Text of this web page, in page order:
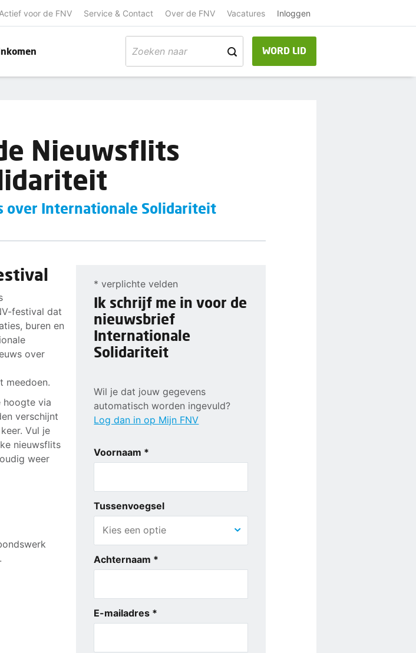
Actief voor de FNV Service & Contact Over de FNV Vacatures Inloggen
WORD LID
Nieuwsflits
over Internationale Solidariteit
festival dat
buren en
over
meedoen.
hoogte via
verschijnt
Vul je
nieuwsflits
weer
* verplichte velden
Ik schrijf me in voor de
nieuwsbrief
Internationale
Solidariteit
Wil je dat jouw gegevens
automatisch worden ingevuld?
Log dan in op Mijn FNV
Voornaam *
Tussenvoegsel
Achternaam *
E-mailadres *